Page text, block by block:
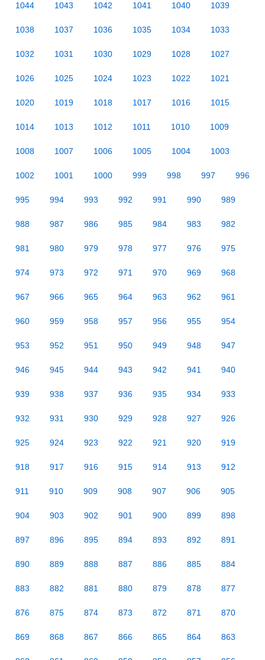
1044 1043 1042 1041 1040 1039
1038 1037 1036 1035 1034 1033
1032 1031 1030 1029 1028 1027
1026 1025 1024 1023 1022 1021
1020 1019 1018 1017 1016 1015
1014 1013 1012 1011 1010 1009
1008 1007 1006 1005 1004 1003
1002 1001 1000 999 998 997 996
995 994 993 992 991 990 989
988 987 986 985 984 983 982
981 980 979 978 977 976 975
974 973 972 971 970 969 968
967 966 965 964 963 962 961
960 959 958 957 956 955 954
953 952 951 950 949 948 947
946 945 944 943 942 941 940
939 938 937 936 935 934 933
932 931 930 929 928 927 926
925 924 923 922 921 920 919
918 917 916 915 914 913 912
911 910 909 908 907 906 905
904 903 902 901 900 899 898
897 896 895 894 893 892 891
890 889 888 887 886 885 884
883 882 881 880 879 878 877
876 875 874 873 872 871 870
869 868 867 866 865 864 863